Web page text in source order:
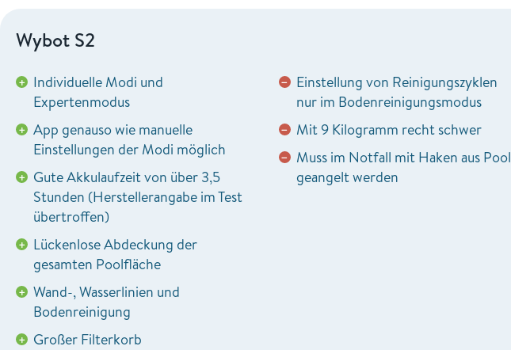
Wybot S2
+ Individuelle Modi und
Expertenmodus
+ App genauso wie manuelle
Einstellungen der Modi möglich
+ Gute Akkulaufzeit von über 3,5
Stunden (Herstellerangabe im Test
übertroffen)
+ Lückenlose Abdeckung der
gesamten Poolfläche
+ Wand-, Wasserlinien und
Bodenreinigung
+ Großer Filterkorb
− Einstellung von Reinigungszyklen
nur im Bodenreinigungsmodus
− Mit 9 Kilogramm recht schwer
− Muss im Notfall mit Haken aus Pool
geangelt werden